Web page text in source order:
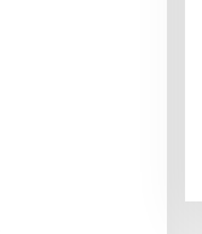
Dibuka,